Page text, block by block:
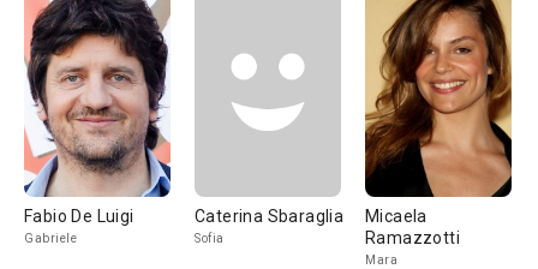
Fabio De Luigi
Gabriele
Caterina Sbaraglia
Sofia
Micaela
Ramazzotti
Mara